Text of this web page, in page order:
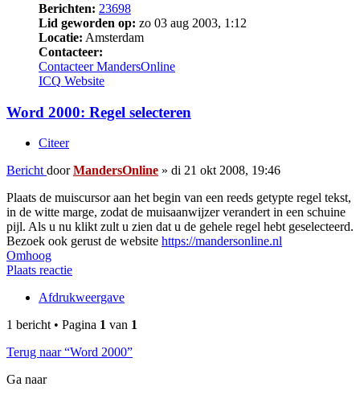
Berichten: 23698
Lid geworden op: zo 03 aug 2003, 1:12
Locatie: Amsterdam
Contacteer:
Contacteer MandersOnline
ICQ Website
Word 2000: Regel selecteren
Citeer
Bericht doorMandersOnline » di 21 okt 2008, 19:46
Plaats de muiscursor aan het begin van een reeds getypte regel tekst,
in de witte marge, zodat de muisaanwijzer verandert in een schuine
pijl. Als u nu klikt zult u zien dat u de gehele regel hebt geselecteerd.
Bezoek ook gerust de website https://mandersonline.nl
Omhoog
Plaats reactie
Afdrukweergave
1 bericht • Pagina 1 van 1
Terug naar “Word 2000”
Ga naar